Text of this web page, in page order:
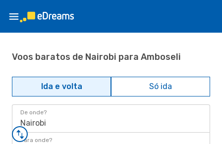
Voos baratos de Nairobi para Amboseli
Ida e volta Só ida
De onde?
Nairobi
Para onde?